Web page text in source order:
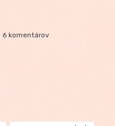
6 komentárov